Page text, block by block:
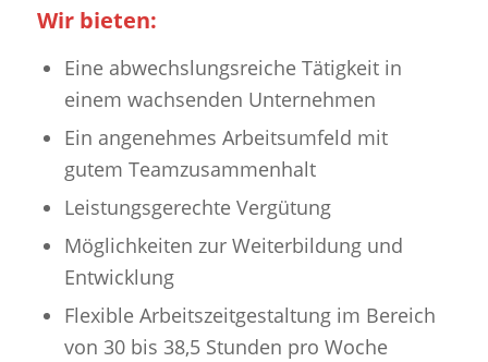
Wir bieten:
Eine abwechslungsreiche Tätigkeit in
einem wachsenden Unternehmen
Ein angenehmes Arbeitsumfeld mit
gutem Teamzusammenhalt
Leistungsgerechte Vergütung
Möglichkeiten zur Weiterbildung und
Entwicklung
Flexible Arbeitszeitgestaltung im Bereich
von 30 bis 38,5 Stunden pro Woche